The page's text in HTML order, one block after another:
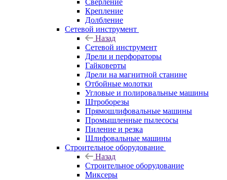
Сверление
Крепление
Долбление
Сетевой инструмент
Назад
Сетевой инструмент
Дрели и перфораторы
Гайковерты
Дрели на магнитной станине
Отбойные молотки
Угловые и полировальные машины
Штроборезы
Прямошлифовальные машины
Промышленные пылесосы
Пиление и резка
Шлифовальные машины
Строительное оборудование
Назад
Строительное оборудование
Миксеры